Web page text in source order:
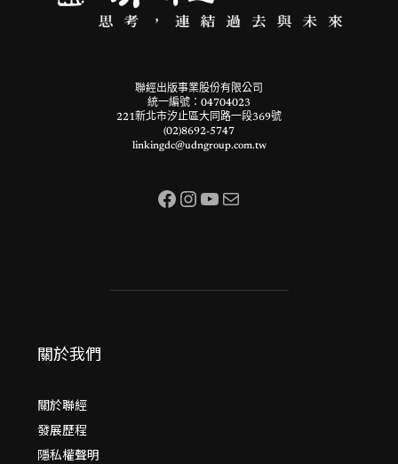
聯經出版事業股份有限公司
統一編號：04704023
221新北市汐止區大同路一段369號
(02)8692-5747
linkingdc@udngroup.com.tw
Facebook InstagramYouTube 電子郵件
關於我們
關於聯經
發展歷程
隱私權聲明